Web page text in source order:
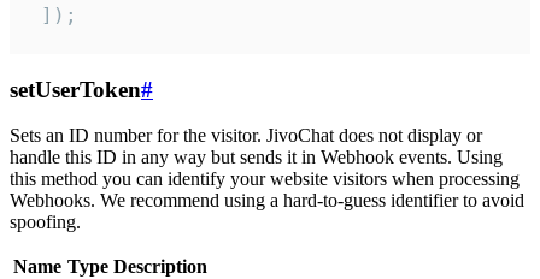
]);
setUserToken#
Sets an ID number for the visitor. JivoChat does not display or
handle this ID in any way but sends it in Webhook events. Using
this method you can identify your website visitors when processing
Webhooks. We recommend using a hard-to-guess identifier to avoid
spoofing.
Name Type Description